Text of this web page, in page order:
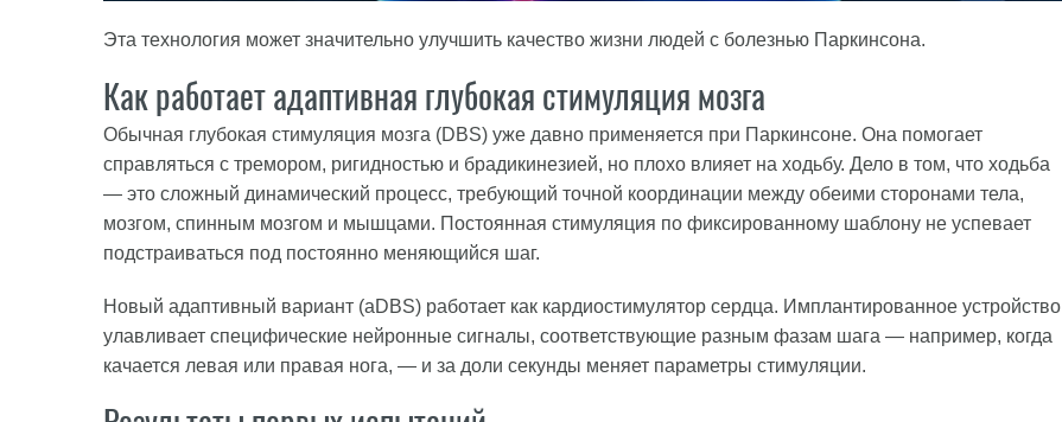
Эта технология может значительно улучшить качество жизни людей с болезнью Паркинсона.
Как работает адаптивная глубокая стимуляция мозга
Обычная глубокая стимуляция мозга (DBS) уже давно применяется при Паркинсоне. Она помогает
справляться с тремором, ригидностью и брадикинезией, но плохо влияет на ходьбу. Дело в том, что ходьба
— это сложный динамический процесс, требующий точной координации между обеими сторонами тела,
мозгом, спинным мозгом и мышцами. Постоянная стимуляция по фиксированному шаблону не успевает
подстраиваться под постоянно меняющийся шаг.
Новый адаптивный вариант (aDBS) работает как кардиостимулятор сердца. Имплантированное устройство
улавливает специфические нейронные сигналы, соответствующие разным фазам шага — например, когда
качается левая или правая нога, — и за доли секунды меняет параметры стимуляции.